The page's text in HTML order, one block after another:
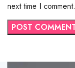
next time I comment.